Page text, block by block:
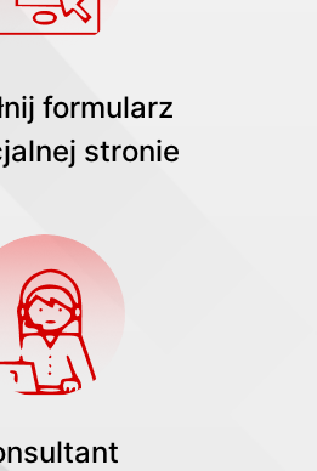
formularz
stronie